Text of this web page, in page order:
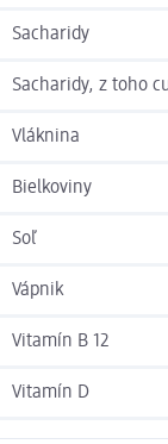
Sacharidy
Sacharidy, z toho
Vláknina
Bielkoviny
Soľ
Vápnik
Vitamín B 12
Vitamín D